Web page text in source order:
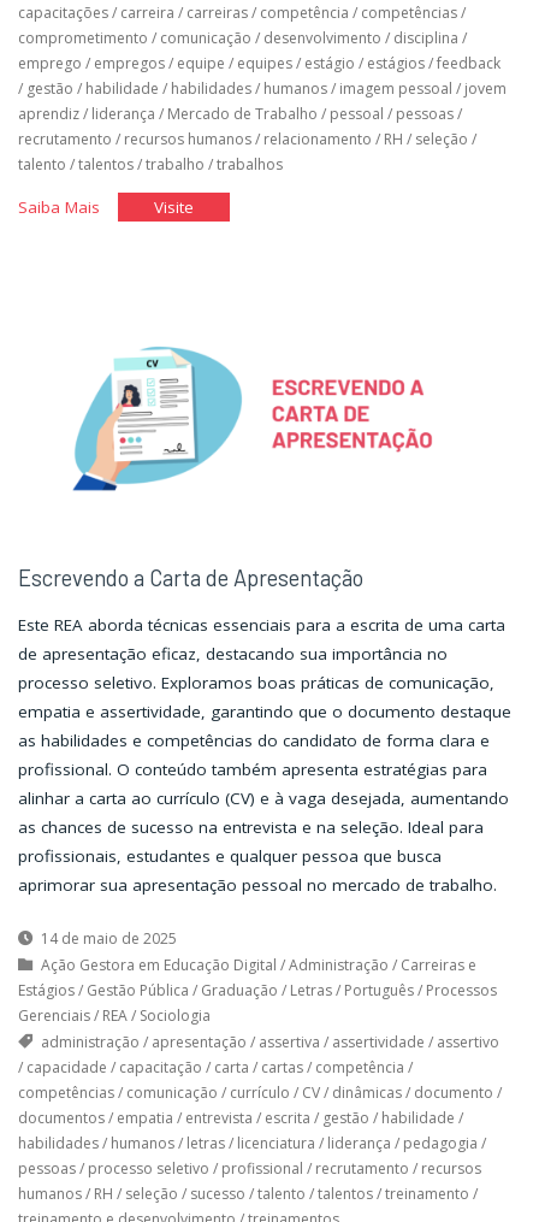
capacitações/ carreira / carreiras/ competência / competências/
comprometimento / comunicação / desenvolvimento / disciplina /
emprego / empregos/ equipe / equipes/ estágio / estágios/feedback
/ gestão / habilidade / habilidades/ humanos/ imagem pessoal / jovem
aprendiz/ liderança / Mercado de Trabalho / pessoal / pessoas/
recrutamento / recursos humanos/ relacionamento / RH / seleção /
talento /talentos/trabalho /trabalhos
Saiba Mais"Você
Visite"Você
I"
Escrevendo a Carta de Apresentação
Este REA aborda técnicas essenciais para a escrita de uma carta
de apresentação eficaz, destacando sua importância no
processo seletivo. Exploramos boas práticas de comunicação,
empatia e assertividade, garantindo que o documento destaque
as habilidades e competências do candidato de forma clara e
profissional. O conteúdo também apresenta estratégias para
alinhar a carta ao currículo (CV) e à vaga desejada, aumentando
as chances de sucesso na entrevista e na seleção. Ideal para
profissionais, estudantes e qualquer pessoa que busca
aprimorar sua apresentação pessoal no mercado de trabalho.
14 de maio de 2025
Ação Gestora em Educação Digital /Administração / Carreiras e
Estágios/ Gestão Pública / Graduação / Letras/ Português/ Processos
Gerenciais/ REA/ Sociologia
administração / apresentação / assertiva / assertividade / assertivo
/ capacidade / capacitação / carta / cartas/ competência /
competências/ comunicação / currículo / CV/ dinâmicas/ documento /
documentos/ empatia / entrevista / escrita / gestão / habilidade /
habilidades/ humanos/ letras/ licenciatura / liderança / pedagogia /
pessoas/ processo seletivo / profissional / recrutamento / recursos
humanos/ RH / seleção / sucesso /talento /talentos/treinamento /